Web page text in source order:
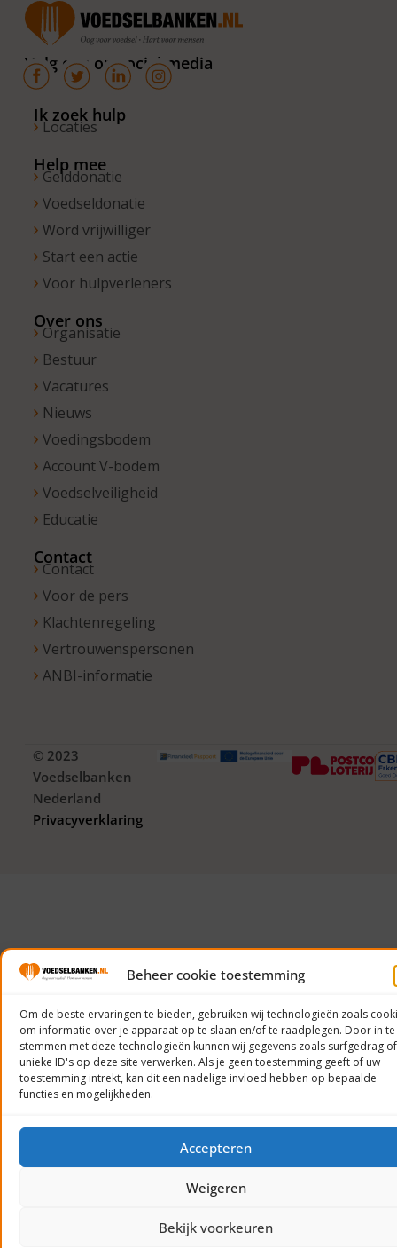
Beheer cookie toestemming
Om de beste ervaringen te bieden, gebruiken wij technologieën zoals
om informatie over je apparaat op te slaan en/of te raadplegen. Door in te
stemmen met deze technologieën kunnen wij gegevens zoals surfgedrag of
unieke ID's op deze site verwerken. Als je geen toestemming geeft of uw
toestemming intrekt, kan dit een nadelige invloed hebben op bepaalde
functies en mogelijkheden.
Accepteren
Weigeren
Bekijk voorkeuren
Volg ons op social media
Ik zoek hulp
Locaties
Help mee
Gelddonatie
Voedseldonatie
Word vrijwilliger
Start een actie
Voor hulpverleners
Over ons
Organisatie
Bestuur
Vacatures
Nieuws
Voedingsbodem
Account V-bodem
Voedselveiligheid
Educatie
Contact
Contact
Voor de pers
Klachtenregeling
Vertrouwenspersonen
ANBI-informatie
© 2023
Voedselbanken
Nederland
Privacyverklaring